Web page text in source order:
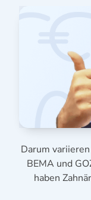
Darum
BEMA und
haben